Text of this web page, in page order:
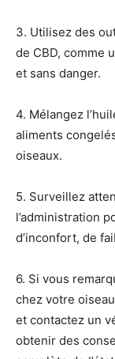
3. Utilisez des
de CBD, comme
et sans danger.
4. Mélangez
aliments
oiseaux.
5. Surveillez
l’administration
d’inconfort, de
6. Si vous
chez votre
et contactez un
obtenir des